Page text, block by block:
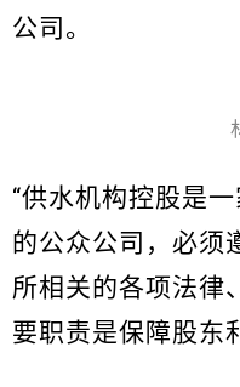
公司。
“供水机构控股是
的公众公司，必须
所相关的各项法律
要职责是保障股东